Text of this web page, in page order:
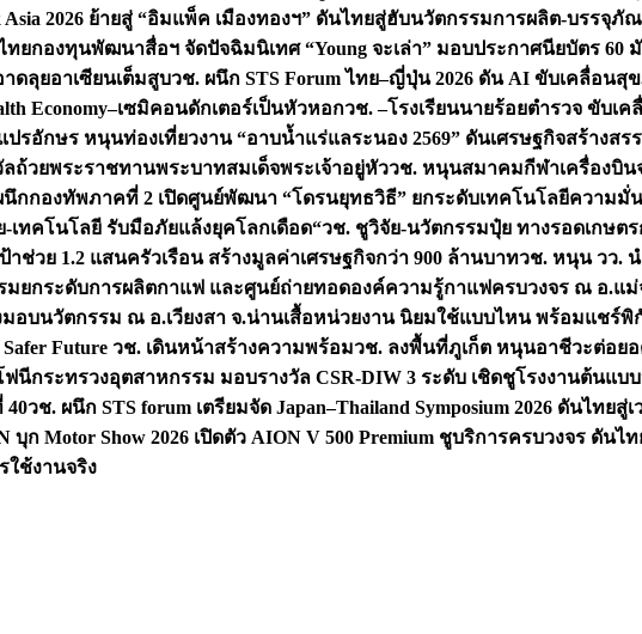
Asia 2026 ย้ายสู่ “อิมแพ็ค เมืองทองฯ” ดันไทยสู่ฮับนวัตกรรมการผลิต-บรรจุภั
ทยกองทุนพัฒนาสื่อฯ จัดปัจฉิมนิเทศ “Young จะเล่า” มอบประกาศนียบัตร 60
ดลุยอาเซียนเต็มสูบวช. ผนึก STS Forum ไทย–ญี่ปุ่น 2026 ดัน AI ขับเคลื่อน
Economy–เซมิคอนดักเตอร์เป็นหัวหอกวช. –โรงเรียนนายร้อยตำรวจ ขับเ
รอักษร หนุนท่องเที่ยวงาน “อาบน้ำแร่แลระนอง 2569” ดันเศรษฐกิจสร้างสร
ถ้วยพระราชทานพระบาทสมเด็จพระเจ้าอยู่หัววช. หนุนสมาคมกีฬาเครื่องบิน
นึกกองทัพภาคที่ 2 เปิดศูนย์พัฒนา “โดรนยุทธวิธี” ยกระดับเทคโนโลยีความมั่
-เทคโนโลยี รับมือภัยแล้งยุคโลกเดือด“วช. ชูวิจัย-นวัตกรรมปุ๋ย ทางรอดเกษต
วย 1.2 แสนครัวเรือน สร้างมูลค่าเศรษฐกิจกว่า 900 ล้านบาทวช. หนุน วว.
มยกระดับการผลิตกาแฟ และศูนย์ถ่ายทอดองค์ความรู้กาแฟครบวงจร ณ อ.แ
บนวัตกรรม ณ อ.เวียงสา จ.น่านเสื้อหน่วยงาน นิยมใช้แบบไหน พร้อมแชร์พิ
Future วช. เดินหน้าสร้างความพร้อมวช. ลงพื้นที่ภูเก็ต หนุนอาชีวะต่อย
ฟนีกระทรวงอุตสาหกรรม มอบรางวัล CSR-DIW 3 ระดับ เชิดชูโรงงานต้นแ
40วช. ผนึก STS forum เตรียมจัด Japan–Thailand Symposium 2026 ดันไทยสู่
บุก Motor Show 2026 เปิดตัว AION V 500 Premium ชูบริการครบวงจร ดันไ
ใช้งานจริง